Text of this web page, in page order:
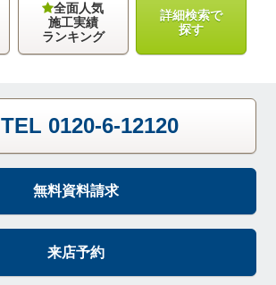
全面人気
施工実績
ランキング
詳細検索で
探す
TEL 0120-6-12120
無料資料請求
来店予約